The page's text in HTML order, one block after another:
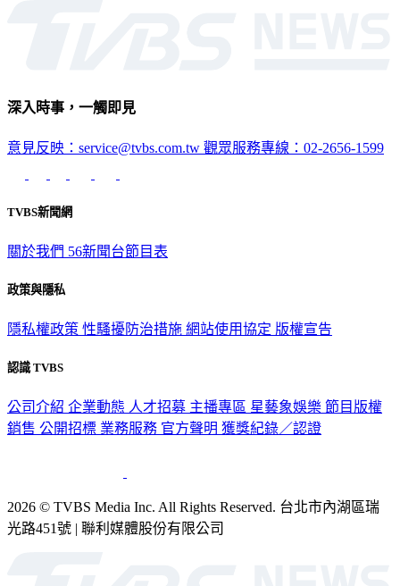
深入時事，一觸即見
意見反映：service@tvbs.com.tw 觀眾服務專線：02-2656-1599
TVBS新聞網
關於我們 56新聞台節目表
政策與隱私
隱私權政策 性騷擾防治措施 網站使用協定 版權宣告
認識 TVBS
公司介紹 企業動態 人才招募 主播專區 星藝象娛樂 節目版權
銷售 公開招標 業務服務 官方聲明 獲獎紀錄／認證
2026 © TVBS Media Inc. All Rights Reserved. 台北市內湖區瑞
光路451號 | 聯利媒體股份有限公司